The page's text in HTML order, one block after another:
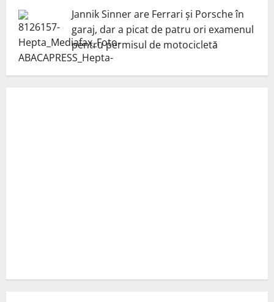
Jannik Sinner are Ferrari și Porsche în
garaj, dar a picat de patru ori examenul
pentru permisul de motocicletă